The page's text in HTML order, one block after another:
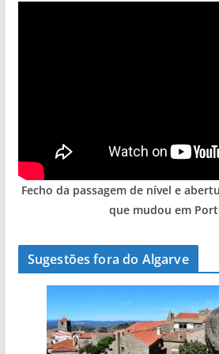
Fecho da passagem de nível e
que mudou em
Sugestões fora do Algarve